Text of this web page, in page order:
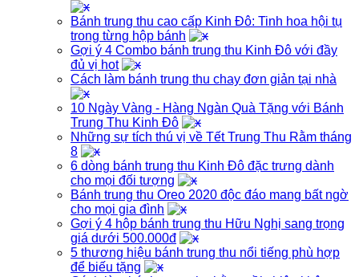
Bánh trung thu cao cấp Kinh Đô: Tinh hoa hội tụ
trong từng hộp bánh
Gợi ý 4 Combo bánh trung thu Kinh Đô với đầy
đủ vị hot
Cách làm bánh trung thu chay đơn giản tại nhà
10 Ngày Vàng - Hàng Ngàn Quà Tặng với Bánh
Trung Thu Kinh Đô
Những sự tích thú vị về Tết Trung Thu Rằm tháng
8
6 dòng bánh trung thu Kinh Đô đặc trưng dành
cho mọi đối tượng
Bánh trung thu Oreo 2020 độc đáo mang bất ngờ
cho mọi gia đình
Gợi ý 4 hộp bánh trung thu Hữu Nghị sang trọng
giá dưới 500.000đ
5 thương hiệu bánh trung thu nổi tiếng phù hợp
để biếu tặng